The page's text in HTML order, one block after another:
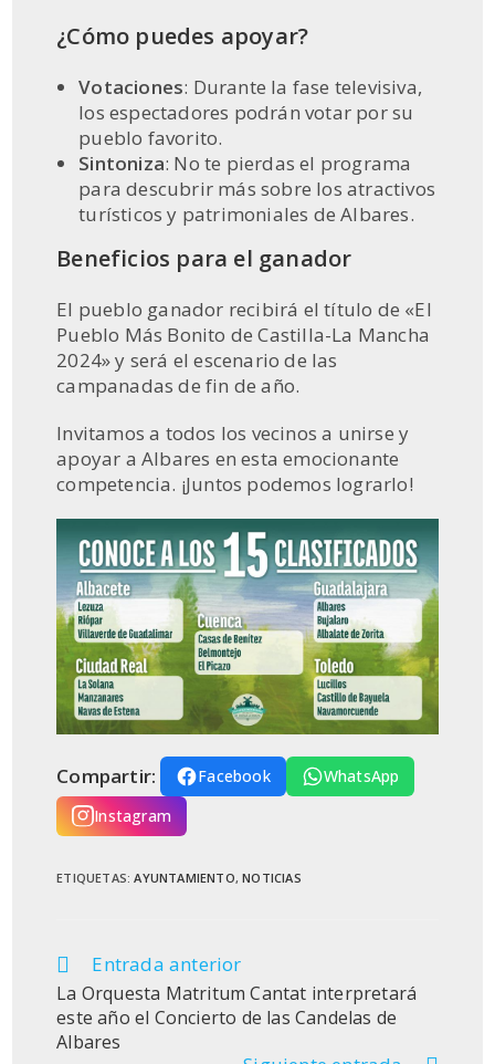
¿Cómo puedes apoyar?
Votaciones: Durante la fase televisiva,
los espectadores podrán votar por su
pueblo favorito.
Sintoniza: No te pierdas el programa
para descubrir más sobre los atractivos
turísticos y patrimoniales de Albares.
Beneficios para el ganador
El pueblo ganador recibirá el título de «El
Pueblo Más Bonito de Castilla-La Mancha
2024» y será el escenario de las
campanadas de fin de año.
Invitamos a todos los vecinos a unirse y
apoyar a Albares en esta emocionante
competencia. ¡Juntos podemos lograrlo!
Compartir: Facebook
WhatsApp
Instagram
ETIQUETAS:AYUNTAMIENTO, NOTICIAS
Leer
más
artículos
Entrada anterior
La Orquesta Matritum Cantat interpretará
este año el Concierto de las Candelas de
Albares